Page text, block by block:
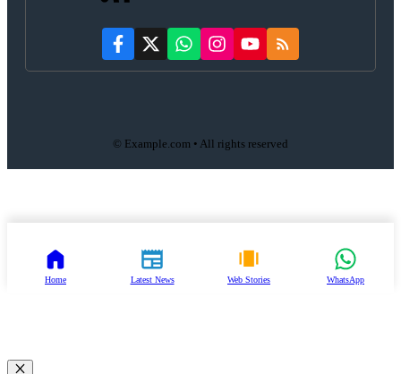
© Example.com • All rights reserved
Home Latest News Web Stories WhatsApp